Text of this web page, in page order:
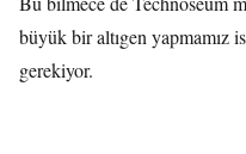
büyük bir altıgen yapmamız
gerekiyor.